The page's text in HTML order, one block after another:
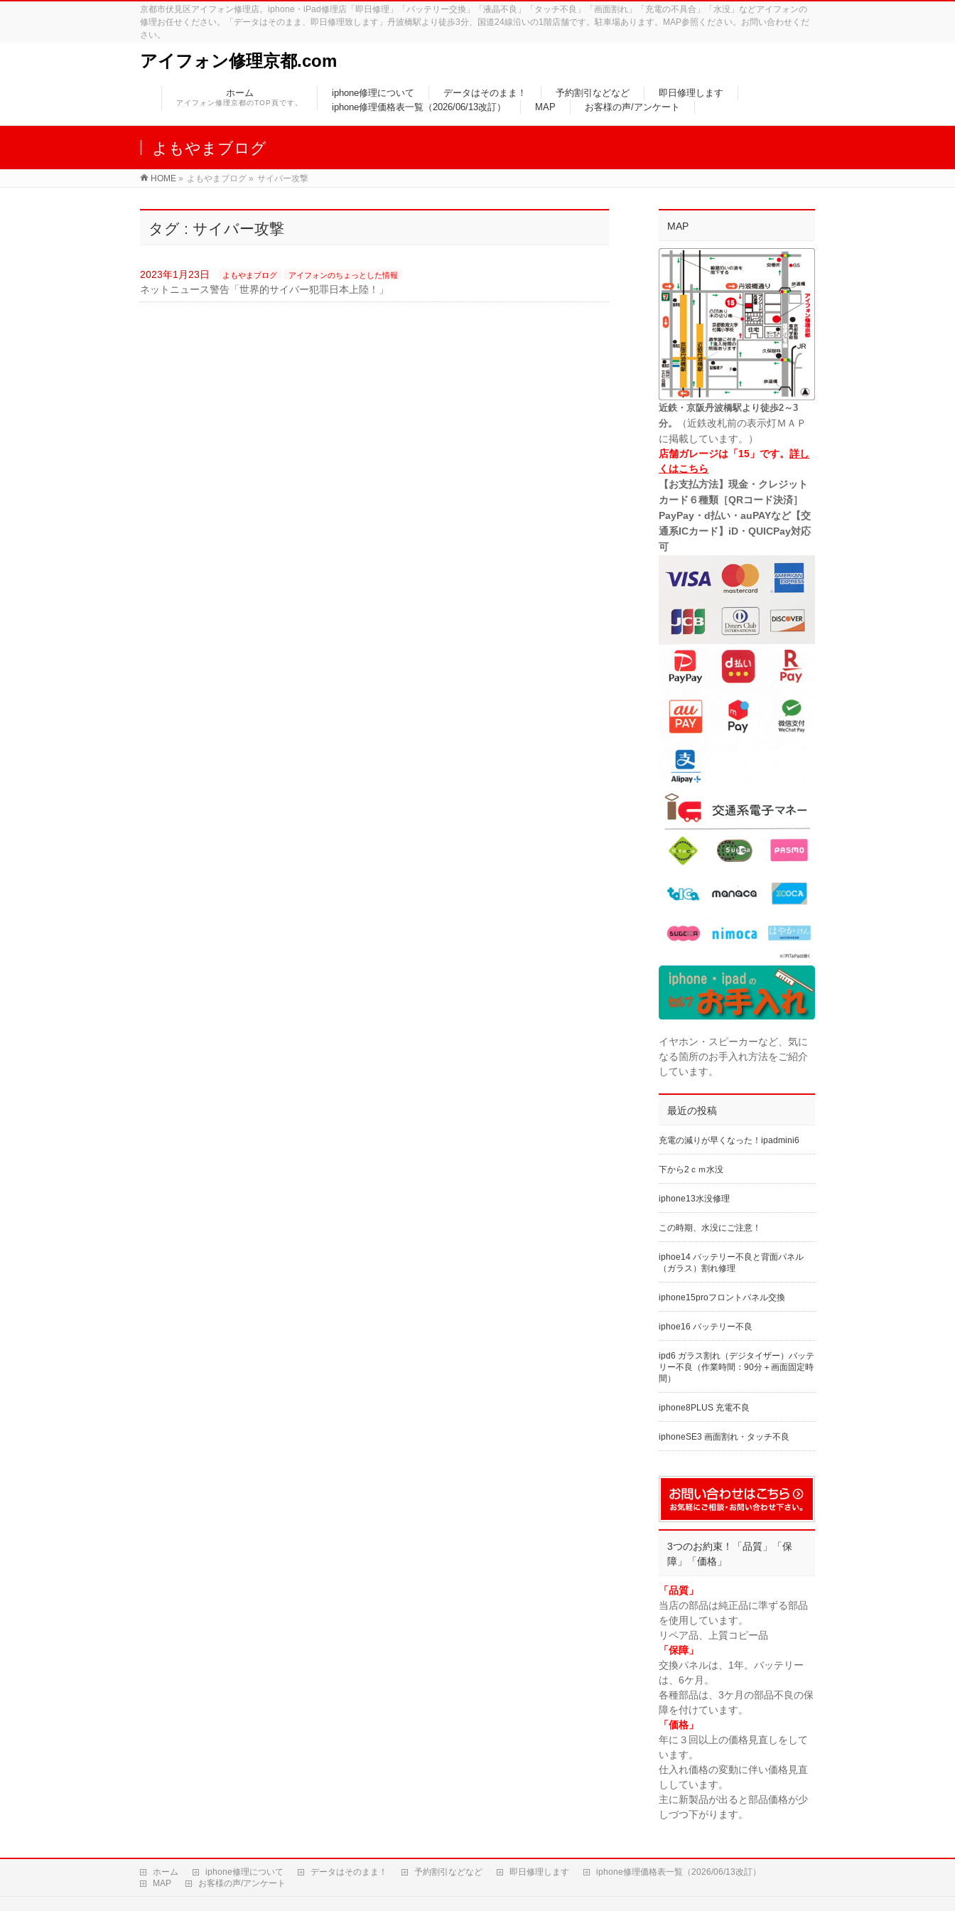
京都市伏見区アイフォン修理店。iphone・iPad修理店「即日修理」「バッテリー交換」「液晶不良」「タッチ不良」「画面割れ」「充電の不具合」「水没」などアイフォンの
修理お任せください。「データはそのまま、即日修理致します」丹波橋駅より徒歩3分、国道24線沿いの1階店舗です。駐車場あります。MAP参照ください。お問い合わせくだ
さい。
アイフォン修理京都.com
ホーム
アイフォン修理京都のTOP頁です。
iphone修理について データはそのまま！ 予約割引などなど
即日修理します
iphone修理価格表一覧（2026/06/13改訂）
MAP お客様の声/アンケート
よもやまブログ
HOME » よもやまブログ » サイバー攻撃
タグ : サイバー攻撃
2023年1月23日 よもやまブログ アイフォンのちょっとした情報
ネットニュース警告「世界的サイバー犯罪日本上陸！」
MAP
近鉄・京阪丹波橋駅より徒歩2～3
分。
（近鉄改札前の表示灯ＭＡＰ
に掲載しています。）
店舗ガレージは「15」です。 詳し
くはこちら
【お支払方法】現金・クレジット
カード６種類［QRコード決済］
PayPay・d払い・auPAYなど【交
通系ICカード】iD・QUICPay対応
可
イヤホン・スピーカーなど、気に
なる箇所のお手入れ方法をご紹介
しています。
最近の投稿
充電の減りが早くなった！ipadmini6
下から2ｃｍ水没
iphone13水没修理
この時期、水没にご注意！
iphoe14 バッテリー不良と背面パネル
（ガラス）割れ修理
iphone15proフロントパネル交換
iphoe16 バッテリー不良
ipd6 ガラス割れ（デジタイザー）バッテ
リー不良（作業時間：90分＋画面固定時
間）
iphone8PLUS 充電不良
iphoneSE3 画面割れ・タッチ不良
3つのお約束！「品質」「保
障」「価格」
「品質」
当店の部品は純正品に準ずる部品
を使用しています。
リペア品、上質コピー品
「保障」
交換パネルは、1年。バッテリー
は、6ケ月。
各種部品は、3ケ月の部品不良の保
障を付けています。
「価格」
年に３回以上の価格見直しをして
います。
仕入れ価格の変動に伴い価格見直
ししています。
主に新製品が出ると部品価格が少
しづつ下がります。
ホーム iphone修理について データはそのまま！ 予約割引などなど 即日修理します
iphone修理価格表一覧（2026/06/13改訂）
MAP
お客様の声/アンケート